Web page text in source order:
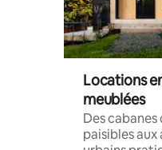
Locations
meublées
Des
paisibles